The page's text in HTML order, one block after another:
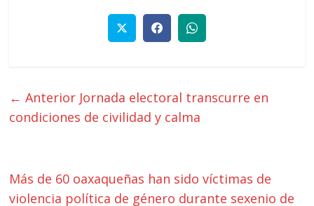
← Anterior Jornada electoral transcurre en
condiciones de civilidad y calma
Más de 60 oaxaqueñas han sido víctimas de
violencia política de género durante sexenio de